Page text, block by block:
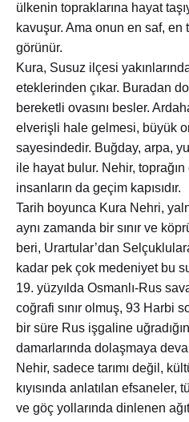
ülkenin topraklarına hayat
kavuşur. Ama onun en saf, en
görünür.
Kura, Susuz ilçesi
eteklerinden çıkar. Buradan
bereketli ovasını besler.
elverişli hale gelmesi, büyük
sayesindedir. Buğday, arpa,
ile hayat bulur. Nehir,
insanların da geçim kapısıdır.
Tarih boyunca Kura Nehri,
aynı zamanda bir sınır ve
beri, Urartular’dan
kadar pek çok medeniyet bu
19. yüzyılda Osmanlı-Rus
coğrafi sınır olmuş, 93 Harbi
bir süre Rus işgaline
damarlarında dolaşmaya
Nehir, sadece tarımı değil,
kıyısında anlatılan
ve göç yollarında dinlenen